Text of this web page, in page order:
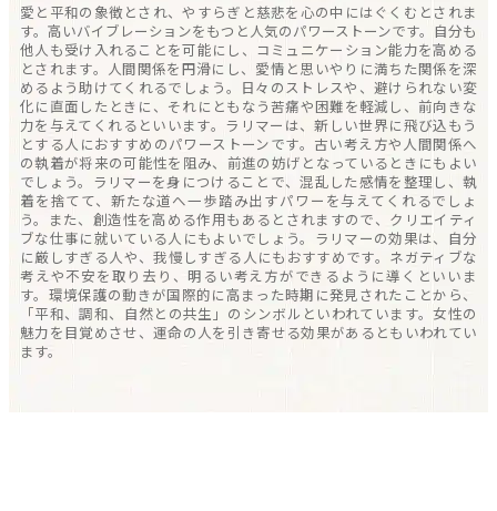
愛と平和の象徴とされ、やすらぎと慈悲を心の中にはぐくむとされま
す。高いバイブレーションをもつと人気のパワーストーンです。自分も
他人も受け入れることを可能にし、コミュニケーション能力を高める
とされます。人間関係を円滑にし、愛情と思いやりに満ちた関係を深
めるよう助けてくれるでしょう。日々のストレスや、避けられない変
化に直面したときに、それにともなう苦痛や困難を軽減し、前向きな
力を与えてくれるといいます。ラリマーは、新しい世界に飛び込もう
とする人におすすめのパワーストーンです。古い考え方や人間関係へ
の執着が将来の可能性を阻み、前進の妨げとなっているときにもよい
でしょう。ラリマーを身につけることで、混乱した感情を整理し、執
着を捨てて、新たな道へ一歩踏み出すパワーを与えてくれるでしょ
う。また、創造性を高める作用もあるとされますので、クリエイティ
ブな仕事に就いている人にもよいでしょう。ラリマーの効果は、自分
に厳しすぎる人や、我慢しすぎる人にもおすすめです。ネガティブな
考えや不安を取り去り、明るい考え方ができるように導くといいま
す。環境保護の動きが国際的に高まった時期に発見されたことから、
「平和、調和、自然との共生」のシンボルといわれています。女性の
魅力を目覚めさせ、運命の人を引き寄せる効果があるともいわれてい
ます。